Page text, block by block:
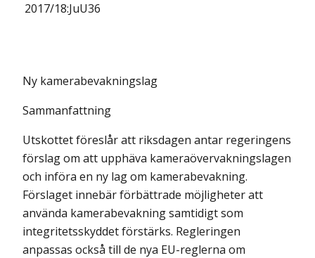
2017/18:JuU36
Ny kamerabevakningslag
Sammanfattning
Utskottet föreslår att riksdagen antar regeringens
förslag om att upp­häva kamera­övervakningslagen
och införa en ny lag om kamera­bevakning.
Förslaget innebär förbättrade möjligheter att
använda kamerabevakning samtidigt som
integritetsskyddet förstärks. Regleringen
anpassas också till de nya EU-reglerna om